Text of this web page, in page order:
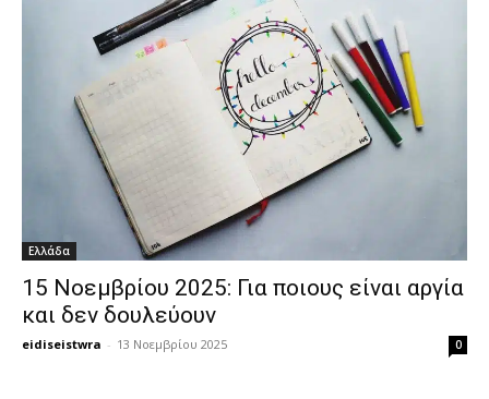
Ελλάδα
15 Νοεμβρίου 2025: Για ποιους είναι αργία
και δεν δουλεύουν
eidiseistwra - 13 Νοεμβρίου 2025 0